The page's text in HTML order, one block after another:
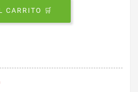
CARRITO 🛒